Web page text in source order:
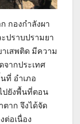
กองกำลังผา
ปราบปรามยา
เสพติด มีความ
จากประเทศ
ที่ อำเภอ
ปยังพื้นที่ตอน
ตาก จึงได้จัด
ต่อเนื่อง